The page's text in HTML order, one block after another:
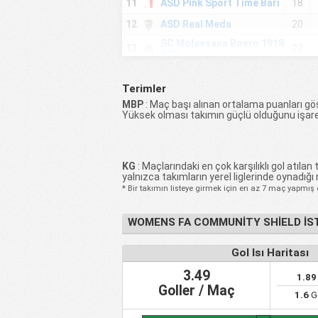
11
ASD Pink Sport Time Bari 18
12
ASD Real Meda 20
15
Vittorio Veneto Kadınlar
16
ASD Castelfranco CF 22
18
ASD Calcio Femminile
Aces
18
19 CF Bocconi Milano 1999 21
20
ASD Cuneo Calcio
Femminile
22
22
ASD Foligno Calcio
Femminile
18
Gordige Calcio Ragazze 22
24
Atletico Oristano CF 22
Terimler
MBP : Maç başı alınan ortalama puanları
Yüksek olması takımın güçlü olduğunu
KG : Maçlarındaki en çok karşılıklı gol
yalnızca takımların yerel liglerinde
* Bir takımın listeye girmek için en az 7 maç yapmış
WOMENS FA COMMUNITY SHIELD
Gol Isı Haritası
3.49
Goller / Maç
1.89
1.6